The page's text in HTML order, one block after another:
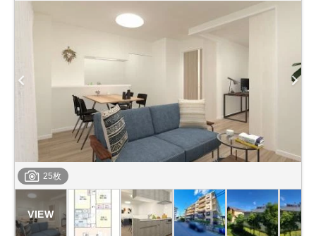
25枚